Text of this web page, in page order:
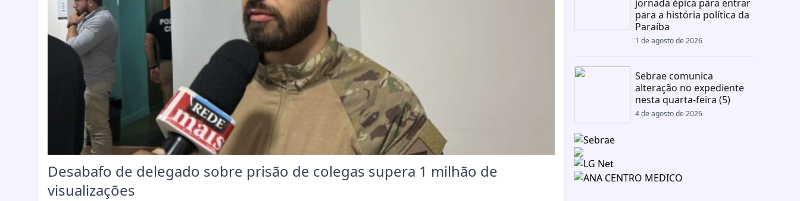
Desabafo de delegado sobre prisão de colegas supera 1 milhão de
visualizações
jornada épica para entrar
para a história política da
Paraíba
1 de agosto de 2026
Sebrae comunica
alteração no expediente
nesta quarta-feira (5)
4 de agosto de 2026